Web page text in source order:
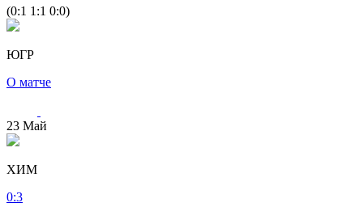
(0:1 1:1 0:0)
ЮГР
О матче
23 Май
ХИМ
0:3